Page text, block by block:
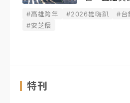
#高雄跨年 #2026雄嗨趴
#台
#安芝儇
特刊